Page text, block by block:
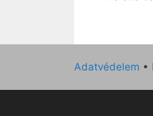
Adatvédelem •